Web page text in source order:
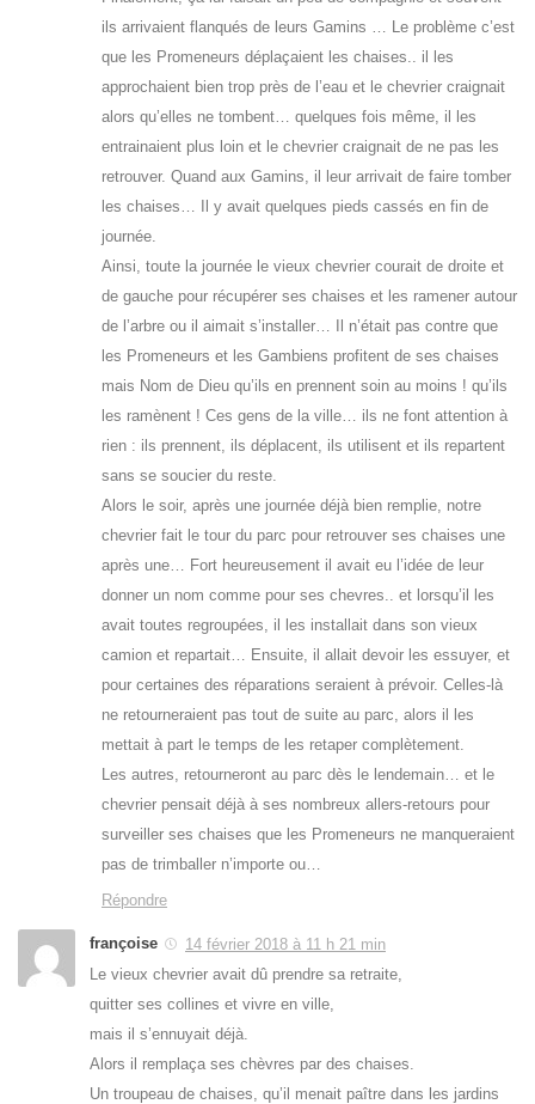
ils arrivaient flanqués de leurs Gamins … Le problème c’est
que les Promeneurs déplaçaient les chaises.. il les
approchaient bien trop près de l’eau et le chevrier craignait
alors qu’elles ne tombent… quelques fois même, il les
entrainaient plus loin et le chevrier craignait de ne pas les
retrouver. Quand aux Gamins, il leur arrivait de faire tomber
les chaises… Il y avait quelques pieds cassés en fin de
journée.
Ainsi, toute la journée le vieux chevrier courait de droite et
de gauche pour récupérer ses chaises et les ramener autour
de l’arbre ou il aimait s’installer… Il n’était pas contre que
les Promeneurs et les Gambiens profitent de ses chaises
mais Nom de Dieu qu’ils en prennent soin au moins ! qu’ils
les ramènent ! Ces gens de la ville… ils ne font attention à
rien : ils prennent, ils déplacent, ils utilisent et ils repartent
sans se soucier du reste.
Alors le soir, après une journée déjà bien remplie, notre
chevrier fait le tour du parc pour retrouver ses chaises une
après une… Fort heureusement il avait eu l’idée de leur
donner un nom comme pour ses chevres.. et lorsqu’il les
avait toutes regroupées, il les installait dans son vieux
camion et repartait… Ensuite, il allait devoir les essuyer, et
pour certaines des réparations seraient à prévoir. Celles-là
ne retourneraient pas tout de suite au parc, alors il les
mettait à part le temps de les retaper complètement.
Les autres, retourneront au parc dès le lendemain… et le
chevrier pensait déjà à ses nombreux allers-retours pour
surveiller ses chaises que les Promeneurs ne manqueraient
pas de trimballer n’importe ou…
Répondre
françoise
14 février 2018 à 11 h 21 min
Le vieux chevrier avait dû prendre sa retraite,
quitter ses collines et vivre en ville,
mais il s’ennuyait déjà.
Alors il remplaça ses chèvres par des chaises.
Un troupeau de chaises, qu’il menait paître dans les jardins